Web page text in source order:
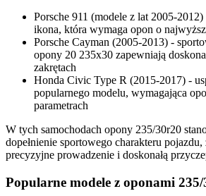
Porsche 911 (modele z lat 2005-
ikona, która wymaga opon o
Porsche Cayman (2005-2013) -
opony 20 235x30 zapewniają
zakrętach
Honda Civic Type R (2015-2017) -
popularnego modelu, wymagająca
parametrach
W tych samochodach opony 235/30r20
dopełnienie sportowego charakteru
precyzyjne prowadzenie i doskonałą
Popularne modele z oponami